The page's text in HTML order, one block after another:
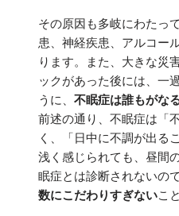
その原因も多岐にわたっ
患、神経疾患、アルコー
ります。また、大きな災
ックがあった後には、一
うに、 不眠症は誰もがな
前述の通り、不眠症は「
く、「日中に不調が出る
浅く感じられても、昼間
眠症とは診断されないので
数にこだわりすぎないこ